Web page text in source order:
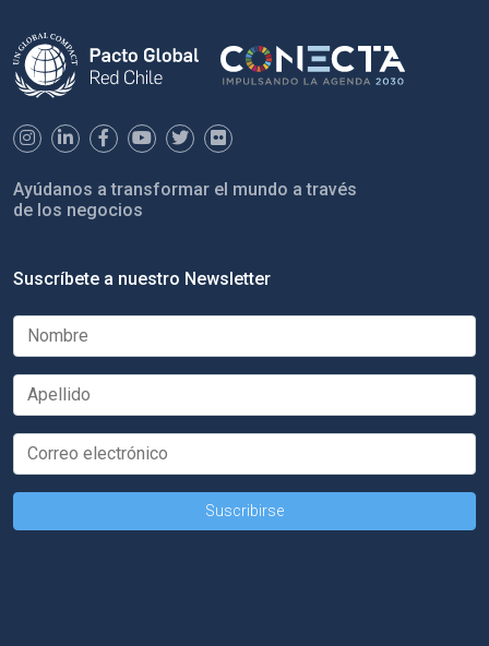
Ayúdanos a transformar el mundo a través
de los negocios
Suscríbete a nuestro Newsletter